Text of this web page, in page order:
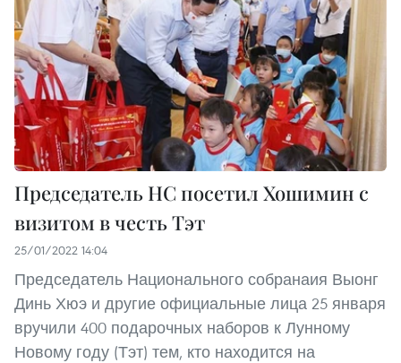
Председатель НС посетил Хошимин с
визитом в честь Тэт
25/01/2022 14:04
Председатель Национального собранаия Выонг
Динь Хюэ и другие официальные лица 25 января
вручили 400 подарочных наборов к Лунному
Новому году (Тэт) тем, кто находится на